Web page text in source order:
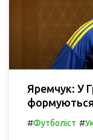
Яремчук: У
формуються
#Футболіст #